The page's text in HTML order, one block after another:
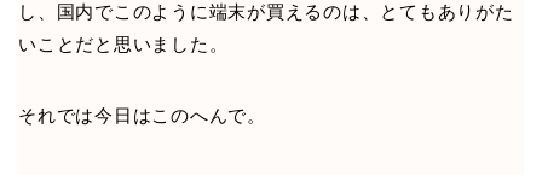
し、国内でこのように端末が買えるのは、とてもありがた
いことだと思いました。
それでは今日はこのへんで。